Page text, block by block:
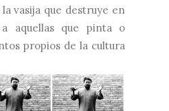
vasija que destruye en
aquellas que pinta o
propios de la cultura